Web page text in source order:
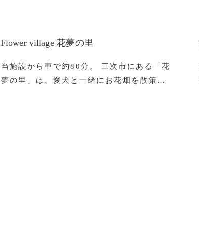
Flower village 花夢の里
当施設から車で約80分。 三次市にある「花
夢の里」は、愛犬と一緒にお花畑を散策…